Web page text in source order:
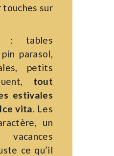
touches sur
: tables
parasol,
petits
tout
estivales
vita . Les
un
ce qu’il